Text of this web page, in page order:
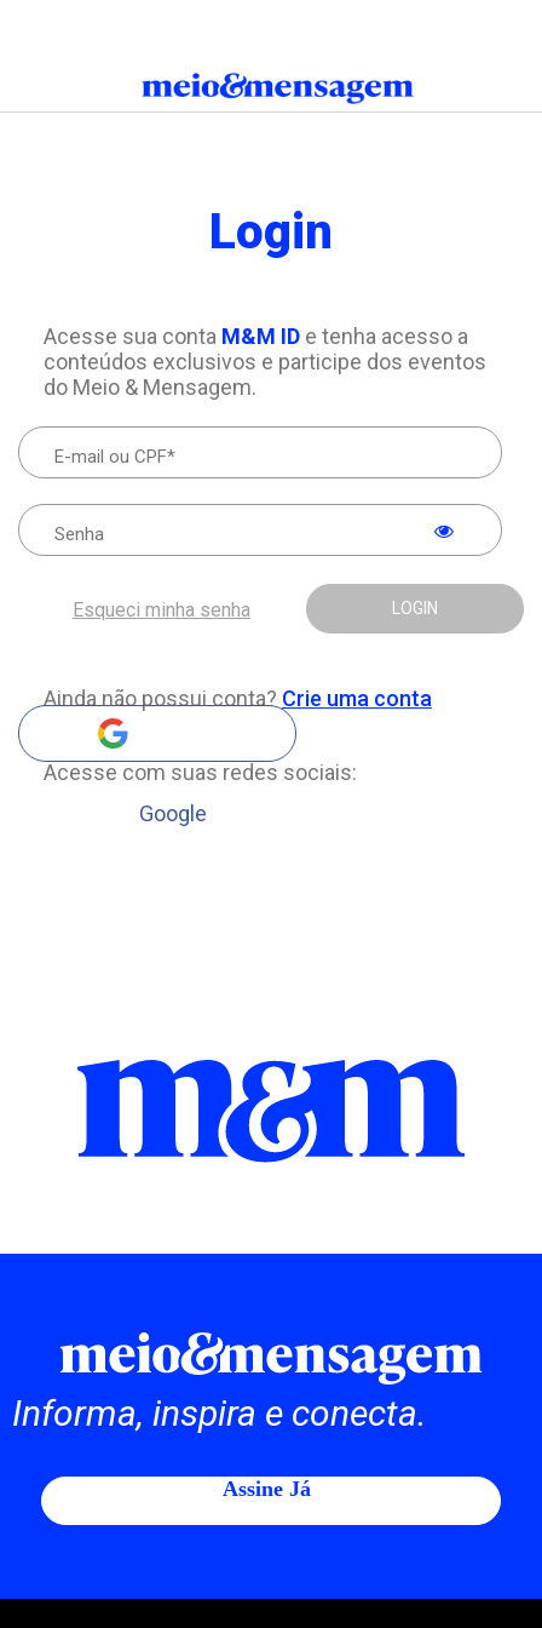
Login
Acesse sua conta M&M IDe tenha acesso a
conteúdos exclusivos e participe dos eventos
do Meio & Mensagem.
LOGIN
Esqueci minha senha
Ainda não possui conta? Crie uma conta
Acesse com suas redes sociais:
Google
Informa, inspira e conecta.
Assine Já